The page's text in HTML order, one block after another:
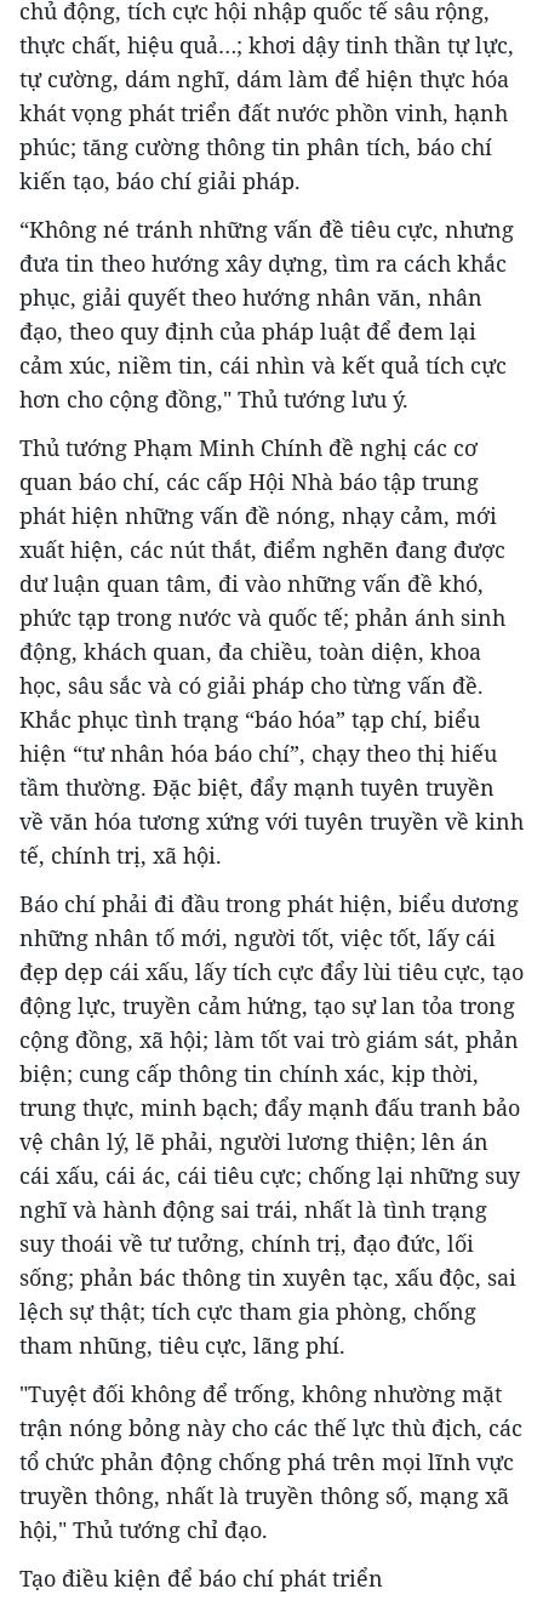
chủ động, tích cực hội nhập quốc tế sâu rộng,
thực chất, hiệu quả…; khơi dậy tinh thần tự lực,
tự cường, dám nghĩ, dám làm để hiện thực hóa
khát vọng phát triển đất nước phồn vinh, hạnh
phúc; tăng cường thông tin phân tích, báo chí
kiến tạo, báo chí giải pháp.
“Không né tránh những vấn đề tiêu cực, nhưng
đưa tin theo hướng xây dựng, tìm ra cách khắc
phục, giải quyết theo hướng nhân văn, nhân
đạo, theo quy định của pháp luật để đem lại
cảm xúc, niềm tin, cái nhìn và kết quả tích cực
hơn cho cộng đồng," Thủ tướng lưu ý.
Thủ tướng Phạm Minh Chính đề nghị các cơ
quan báo chí, các cấp Hội Nhà báo tập trung
phát hiện những vấn đề nóng, nhạy cảm, mới
xuất hiện, các nút thắt, điểm nghẽn đang được
dư luận quan tâm, đi vào những vấn đề khó,
phức tạp trong nước và quốc tế; phản ánh sinh
động, khách quan, đa chiều, toàn diện, khoa
học, sâu sắc và có giải pháp cho từng vấn đề.
Khắc phục tình trạng “báo hóa” tạp chí, biểu
hiện “tư nhân hóa báo chí”, chạy theo thị hiếu
tầm thường. Đặc biệt, đẩy mạnh tuyên truyền
về văn hóa tương xứng với tuyên truyền về kinh
tế, chính trị, xã hội.
Báo chí phải đi đầu trong phát hiện, biểu dương
những nhân tố mới, người tốt, việc tốt, lấy cái
đẹp dẹp cái xấu, lấy tích cực đẩy lùi tiêu cực, tạo
động lực, truyền cảm hứng, tạo sự lan tỏa trong
cộng đồng, xã hội; làm tốt vai trò giám sát, phản
biện; cung cấp thông tin chính xác, kịp thời,
trung thực, minh bạch; đẩy mạnh đấu tranh bảo
vệ chân lý, lẽ phải, người lương thiện; lên án
cái xấu, cái ác, cái tiêu cực; chống lại những suy
nghĩ và hành động sai trái, nhất là tình trạng
suy thoái về tư tưởng, chính trị, đạo đức, lối
sống; phản bác thông tin xuyên tạc, xấu độc, sai
lệch sự thật; tích cực tham gia phòng, chống
tham nhũng, tiêu cực, lãng phí.
"Tuyệt đối không để trống, không nhường mặt
trận nóng bỏng này cho các thế lực thù địch, các
tổ chức phản động chống phá trên mọi lĩnh vực
truyền thông, nhất là truyền thông số, mạng xã
hội," Thủ tướng chỉ đạo.
Tạo điều kiện để báo chí phát triển